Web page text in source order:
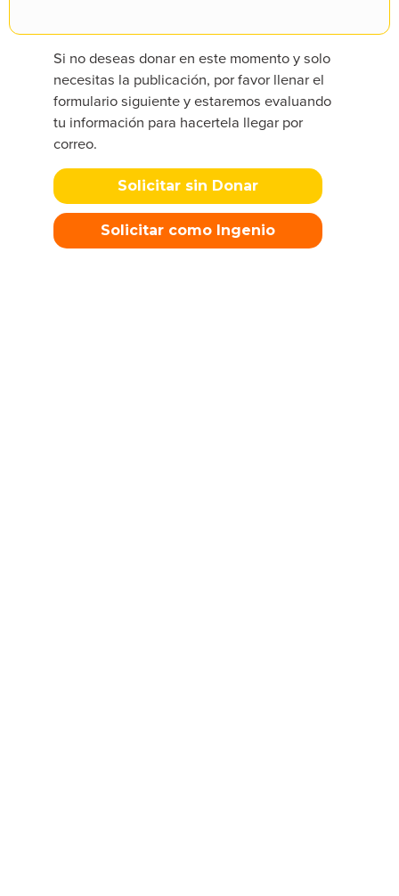
Si no deseas donar en este momento y solo
necesitas la publicación, por favor llenar el
formulario siguiente y estaremos evaluando
tu información para hacertela llegar por
correo.
Solicitar sin Donar
Solicitar como Ingenio